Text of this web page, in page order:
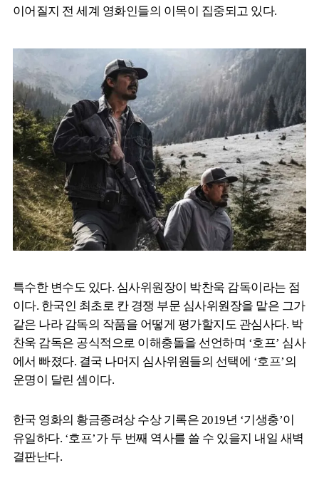
이어질지 전 세계 영화인들의 이목이 집중되고 있다.
특수한 변수도 있다. 심사위원장이 박찬욱 감독이라는 점
이다. 한국인 최초로 칸 경쟁 부문 심사위원장을 맡은 그가
같은 나라 감독의 작품을 어떻게 평가할지도 관심사다. 박
찬욱 감독은 공식적으로 이해충돌을 선언하며 ‘호프’ 심사
에서 빠졌다. 결국 나머지 심사위원들의 선택에 ‘호프’의
운명이 달린 셈이다.
한국 영화의 황금종려상 수상 기록은 2019년 ‘기생충’이
유일하다. ‘호프’가 두 번째 역사를 쓸 수 있을지 내일 새벽
결판난다.